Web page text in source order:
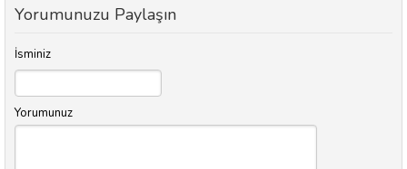
Yorumunuzu Paylaşın
İsminiz
Yorumunuz